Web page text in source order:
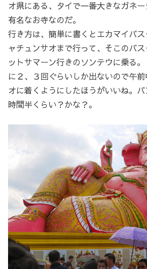
オ県にある、タイで一番大きなガネ
有名なお寺なのだ。
行き方は、簡単に書くとエカマイバ
ャチュンサオまで行って、そこのバ
ットサマーン行きのソンテウに乗る
に２、３回ぐらいしか出ないので午
オに着くようにしたほうがいいね。バ
時間半くらい？かな？。